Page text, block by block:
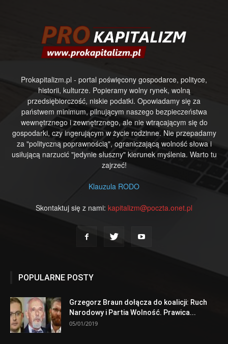
Prokapitalizm.pl - portal poświęcony gospodarce, polityce,
historii, kulturze. Popieramy wolny rynek, wolną
przedsiębiorczość, niskie podatki. Opowiadamy się za
państwem minimum, pilnującym naszego bezpieczeństwa
wewnętrznego i zewnętrznego, ale nie wtrącającym się do
gospodarki, czy ingerującym w życie rodzinne. Nie przepadamy
za "polityczną poprawnością", ograniczającą wolność słowa i
usiłującą narzucić "jedynie słuszny" kierunek myślenia. Warto tu
zajrzeć!
Klauzula RODO
Skontaktuj się z nami: kapitalizm@poczta.onet.pl
POPULARNE POSTY
Grzegorz Braun dołącza do koalicji: Ruch
Narodowy i Partia Wolność. Prawica...
05/01/2019